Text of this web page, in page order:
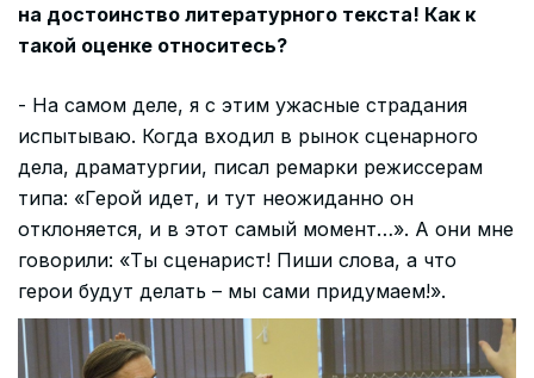
на достоинство литературного текста! Как к
такой оценке относитесь?
- На самом деле, я с этим ужасные страдания
испытываю. Когда входил в рынок сценарного
дела, драматургии, писал ремарки режиссерам
типа: «Герой идет, и тут неожиданно он
отклоняется, и в этот самый момент…». А они мне
говорили: «Ты сценарист! Пиши слова, а что
герои будут делать – мы сами придумаем!».